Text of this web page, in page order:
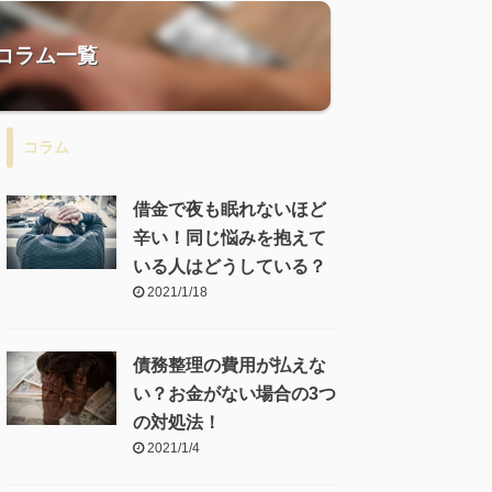
ラム一覧
コラム
借金で夜も眠れないほど
辛い！同じ悩みを抱えて
いる人はどうしている？
2021/1/18
債務整理の費用が払えな
い？お金がない場合の3つ
の対処法！
2021/1/4